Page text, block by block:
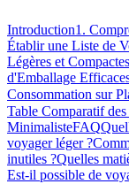
Introduction1.
Établir une Liste de
Légères et Compactes
d'Emballage
Consommation sur
Table Comparatif
MinimalisteFAQ
voyager léger ?
inutiles ?Quelles
Est-il possible de